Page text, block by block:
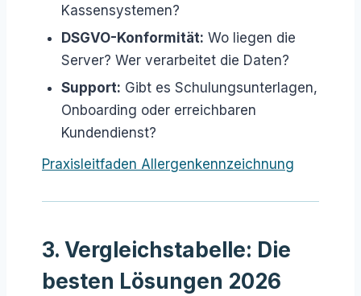
Kassensystemen?
DSGVO-Konformität: Wo liegen die
Server? Wer verarbeitet die Daten?
Support: Gibt es Schulungsunterlagen,
Onboarding oder erreichbaren
Kundendienst?
Praxisleitfaden Allergenkennzeichnung
3. Vergleichstabelle: Die
besten Lösungen 2026